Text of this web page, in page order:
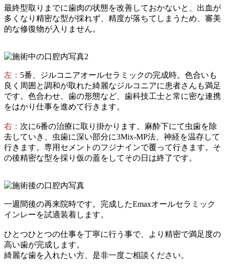
最終型取りまでに歯肉の状態を改善しておかないと、出血が
多くなり精密な型が採れず、精度が落ちてしまうため、審美
的な修復物が入りません。
左： 5番、ジルコニアオールセラミックの完成時。色合いも
良く周囲と調和が取れた綺麗なジルコニアに患者さんも満足
です。色合わせ、歯の形態など、歯科技工士と常に密な連携
をはかり仕事を進めて行きます。
右： 次に6番の治療に取り掛かります。麻酔下にて虫歯を除
去していき、虫歯に深い部分に3Mix-MP法、神経を温存して
行きます。専用セメントのフジナインで覆って行きます。そ
の後精密な型を採り仮の蓋をしてその日は終了です。
一週間後の再来院時です。完成したEmaxオールセラミック
インレーを試適装着します。
ひとつひとつの仕事を丁寧に行う事で、より精密で満足度の
高い歯が完成します。
綺麗な歯を入れたい方、是非一度ご相談ください。